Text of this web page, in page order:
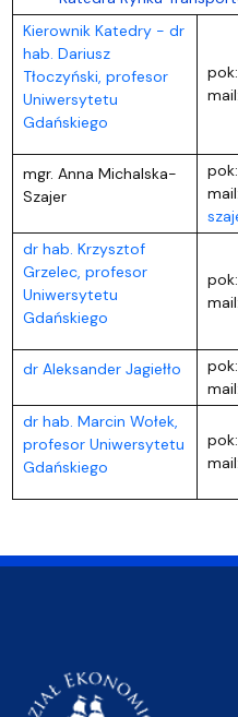
Kierownik Katedry - dr
hab. Dariusz
Tłoczyński, profesor
Uniwersytetu
Gdańskiego
mail:
mgr. Anna Michalska-
Szajer
mail:
dr hab. Krzysztof
Grzelec, profesor
Uniwersytetu
Gdańskiego
mail:
dr Aleksander Jagiełło
mail:
dr hab. Marcin Wołek,
profesor Uniwersytetu
Gdańskiego
mail: